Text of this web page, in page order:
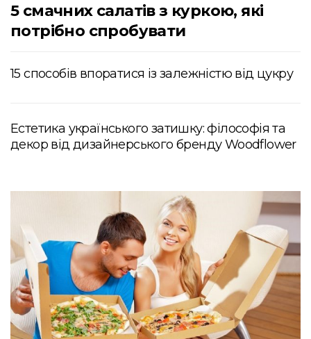
5 смачних салатів з куркою, які
потрібно спробувати
15 способів впоратися із залежністю від цукру
Естетика українського затишку: філософія та
декор від дизайнерського бренду Woodflower